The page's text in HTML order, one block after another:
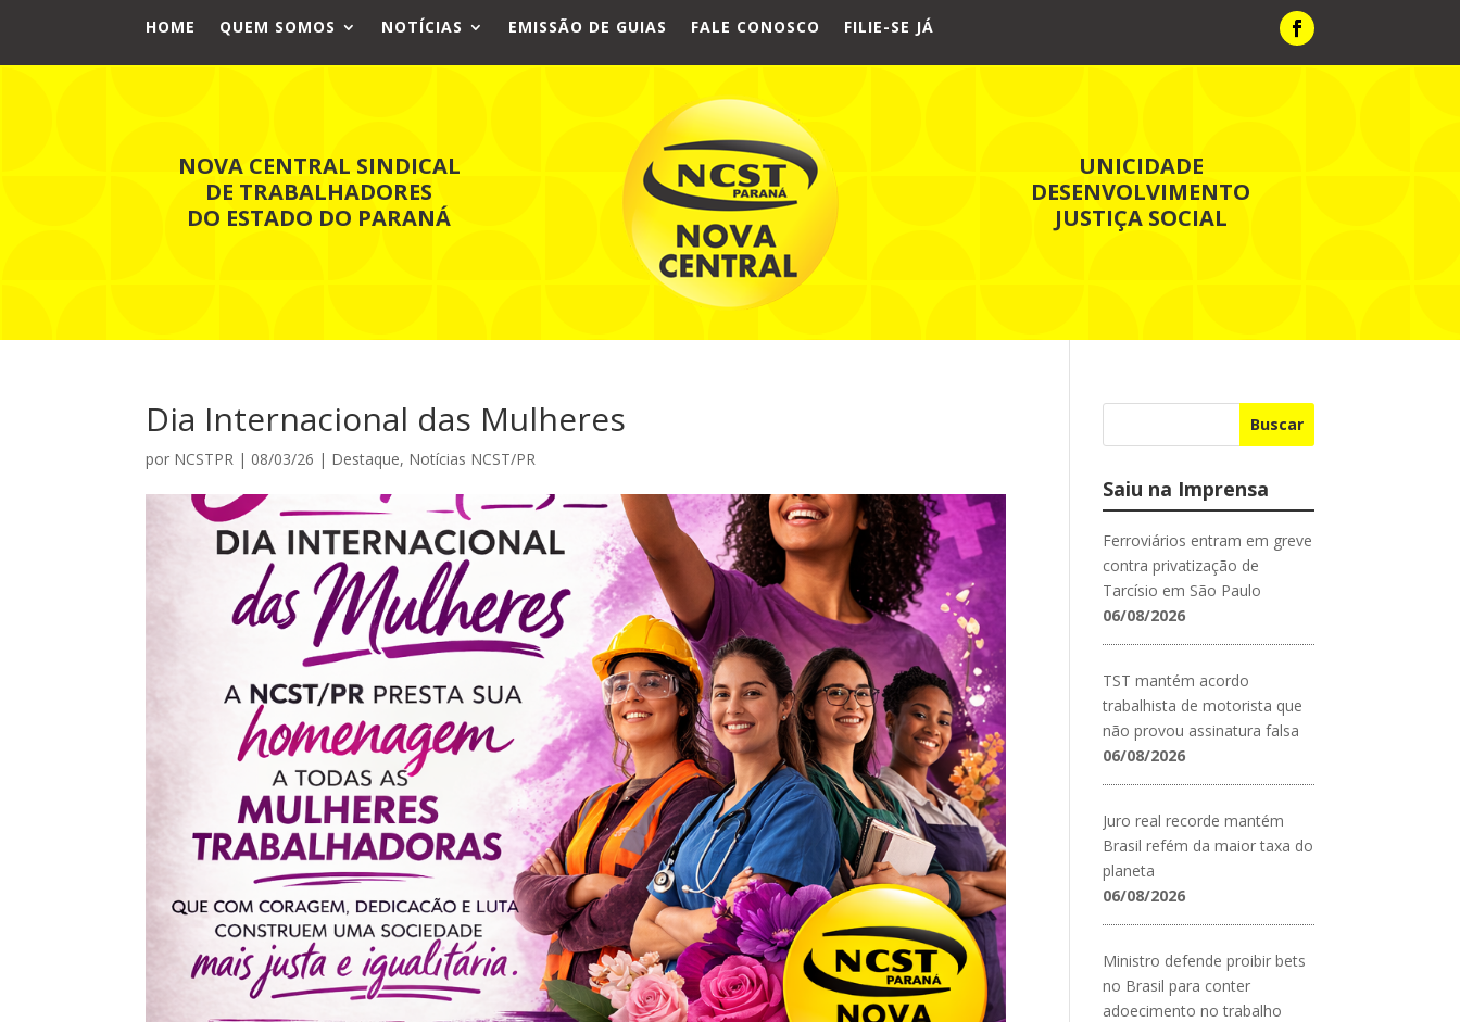
HOME QUEM SOMOS NOTÍCIAS EMISSÃO DE GUIAS FALE CONOSCO FILIE-SE JÁ
NOVA CENTRAL SINDICAL
DE TRABALHADORES
DO ESTADO DO PARANÁ
UNICIDADE
DESENVOLVIMENTO
JUSTIÇA SOCIAL
Dia Internacional das Mulheres
por NCSTPR | 08/03/26 | Destaque, Notícias NCST/PR
Buscar
Saiu na Imprensa
Ferroviários entram em greve
contra privatização de
Tarcísio em São Paulo
06/08/2026
TST mantém acordo
trabalhista de motorista que
não provou assinatura falsa
06/08/2026
Juro real recorde mantém
Brasil refém da maior taxa do
planeta
06/08/2026
Ministro defende proibir bets
no Brasil para conter
adoecimento no trabalho